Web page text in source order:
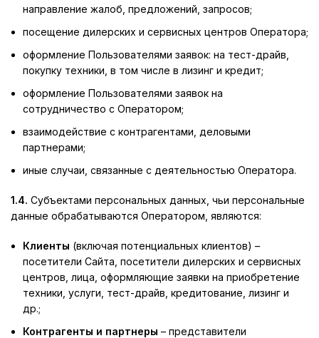
направление жалоб, предложений, запросов;
посещение дилерских и сервисных центров Оператора;
оформление Пользователями заявок: на тест-драйв,
покупку техники, в том числе в лизинг и кредит;
оформление Пользователями заявок на
сотрудничество с Оператором;
взаимодействие с контрагентами, деловыми
партнерами;
иные случаи, связанные с деятельностью Оператора.
1.4. Субъектами персональных данных, чьи персональные
данные обрабатываются Оператором, являются:
Клиенты (включая потенциальных клиентов) –
посетители Сайта, посетители дилерских и сервисных
центров, лица, оформляющие заявки на приобретение
техники, услуги, тест-драйв, кредитование, лизинг и
др.;
Контрагенты и партнеры – представители